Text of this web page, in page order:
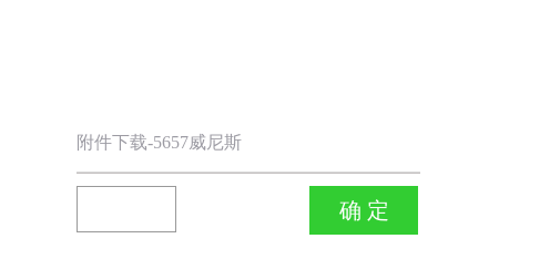
附件下载-5657威尼斯